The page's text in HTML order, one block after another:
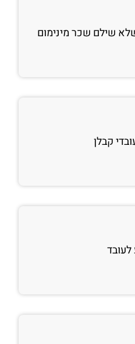
שילם שכר מינימום
קבלן
לעובד